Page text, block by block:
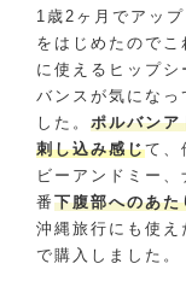
1歳2ヶ月でアッ
をはじめたので
に使えるヒップ
バンスが気になっ
した。 ポルバンア
刺し込み感じて、
ビーアンドミー
番 下腹部へのあ
沖縄旅行にも使え
で購入しました。